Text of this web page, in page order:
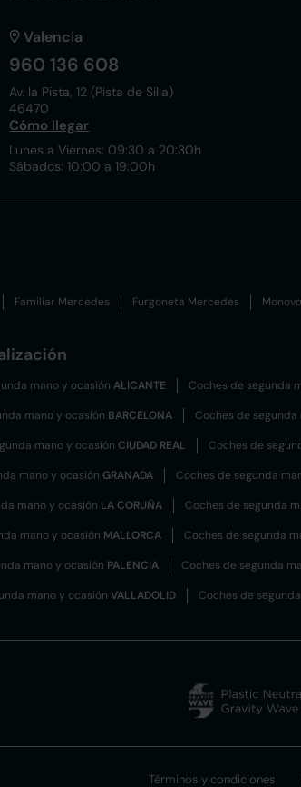
Valencia
960 136 608
Av. la Pista, 12 (Pista de Silla)
46470
Cómo llegar
Lunes a Viernes: 09:30 a 20:30h
Sábados: 10:00 a 19:00h
Familiar Mercedes Furgoneta Mercedes
mano y ocasión ALICANTE Coches de segunda
mano y ocasión BARCELONA Coches de segunda
mano y ocasión CIUDAD REAL Coches de
mano y ocasión GRANADA Coches de segunda
mano y ocasión LA CORUÑA Coches de segunda
mano y ocasión MALLORCA Coches de segunda
mano y ocasión PALENCIA Coches de segunda
mano y ocasión VALLADOLID Coches de
Términos y condiciones